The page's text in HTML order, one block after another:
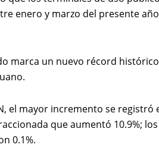
enero y marzo del presente
marca un nuevo récord
el mayor incremento se registró
que aumentó 10.9%;
0.1%.